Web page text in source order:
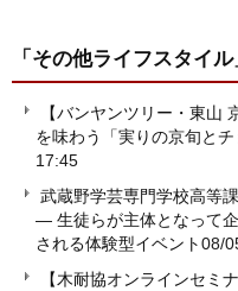
「その他ライフスタイル
【バンヤンツリー・東山
を味わう「実りの京旬と
17:45
武蔵野学芸専門学校高等
― 生徒らが主体となって
される体験型イベント08/
【木耐協オンラインセミ